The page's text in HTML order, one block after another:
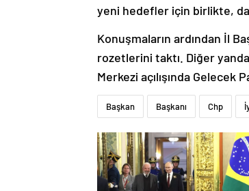
yeni hedefler için birlikte,
Konuşmaların ardından İl
rozetlerini taktı. Diğer
Merkezi açılışında Gelecek
Başkan Başkanı Chp